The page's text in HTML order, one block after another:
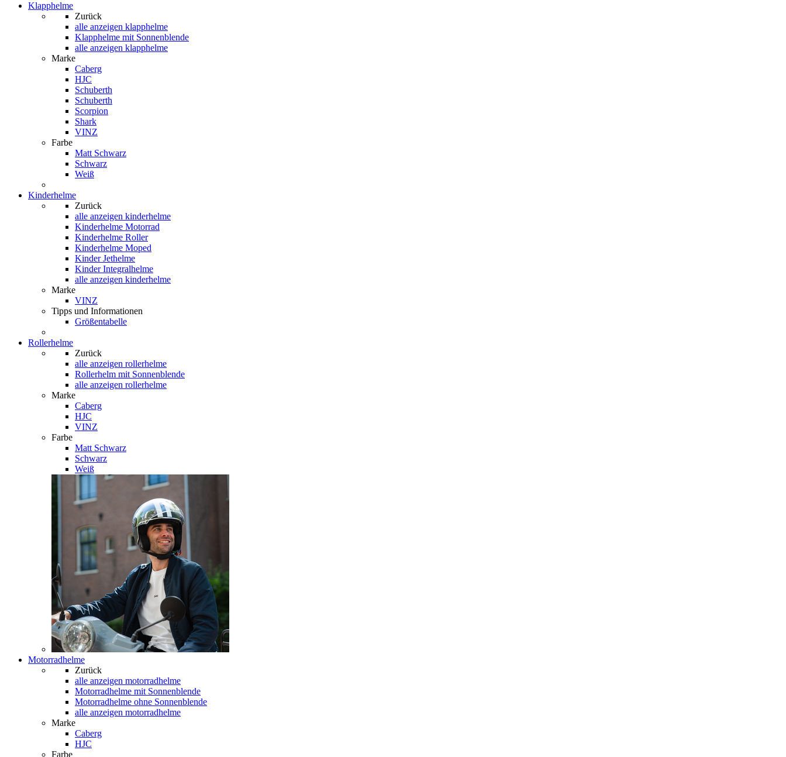
Klapphelme
Zurück
alle anzeigen klapphelme
Klapphelme mit Sonnenblende
alle anzeigen klapphelme
Marke
Caberg
HJC
Schuberth
Schuberth
Scorpion
Shark
VINZ
Farbe
Matt Schwarz
Schwarz
Weiß
Kinderhelme
Zurück
alle anzeigen kinderhelme
Kinderhelme Motorrad
Kinderhelme Roller
Kinderhelme Moped
Kinder Jethelme
Kinder Integralhelme
alle anzeigen kinderhelme
Marke
VINZ
Tipps und Informationen
Größentabelle
Rollerhelme
Zurück
alle anzeigen rollerhelme
Rollerhelm mit Sonnenblende
alle anzeigen rollerhelme
Marke
Caberg
HJC
VINZ
Farbe
Matt Schwarz
Schwarz
Weiß
Motorradhelme
Zurück
alle anzeigen motorradhelme
Motorradhelme mit Sonnenblende
Motorradhelme ohne Sonnenblende
alle anzeigen motorradhelme
Marke
Caberg
HJC
Farbe